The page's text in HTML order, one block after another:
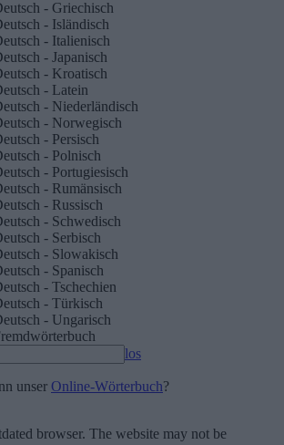
- Griechisch
- Isländisch
- Italienisch
- Japanisch
- Kroatisch
- Latein
- Niederländisch
- Norwegisch
- Persisch
- Polnisch
- Portugiesisch
- Rumänsisch
- Russisch
- Schwedisch
- Serbisch
- Slowakisch
- Spanisch
- Tschechien
- Türkisch
- Ungarisch
los
unser Online-Wörterbuch?
browser. The website may not be